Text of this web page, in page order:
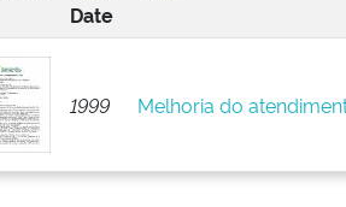
Date
1999 Melhoria do